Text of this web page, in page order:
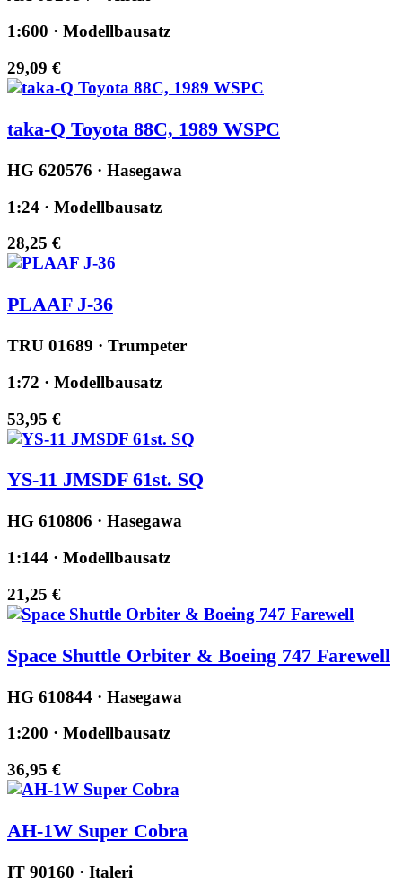
1:600 · Modellbausatz
29,09 €
taka-Q Toyota 88C, 1989 WSPC
HG 620576 · Hasegawa
1:24 · Modellbausatz
28,25 €
PLAAF J-36
TRU 01689 · Trumpeter
1:72 · Modellbausatz
53,95 €
YS-11 JMSDF 61st. SQ
HG 610806 · Hasegawa
1:144 · Modellbausatz
21,25 €
Space Shuttle Orbiter & Boeing 747 Farewell
HG 610844 · Hasegawa
1:200 · Modellbausatz
36,95 €
AH-1W Super Cobra
IT 90160 · Italeri